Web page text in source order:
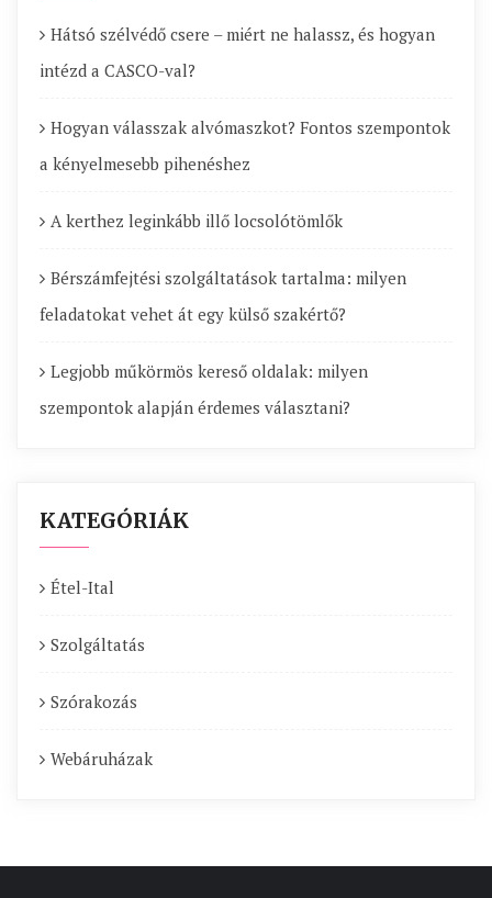
Hátsó szélvédő csere – miért ne halassz, és hogyan
intézd a CASCO-val?
Hogyan válasszak alvómaszkot? Fontos szempontok
a kényelmesebb pihenéshez
A kerthez leginkább illő locsolótömlők
Bérszámfejtési szolgáltatások tartalma: milyen
feladatokat vehet át egy külső szakértő?
Legjobb műkörmös kereső oldalak: milyen
szempontok alapján érdemes választani?
KATEGÓRIÁK
Étel-Ital
Szolgáltatás
Szórakozás
Webáruházak